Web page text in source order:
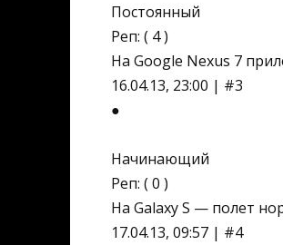
Постоянный
Реп: ( 4 )
На Google Nexus 7
16.04.13, 23:00 | #3
●
Начинающий
Реп: ( 0 )
На Galaxy S — полет
17.04.13, 09:57 | #4